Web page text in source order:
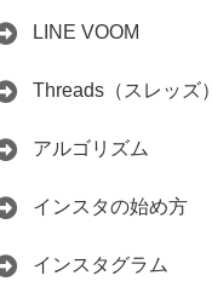
LINE VOOM
Threads（スレッズ）
アルゴリズム
インスタの始め方
インスタグラム